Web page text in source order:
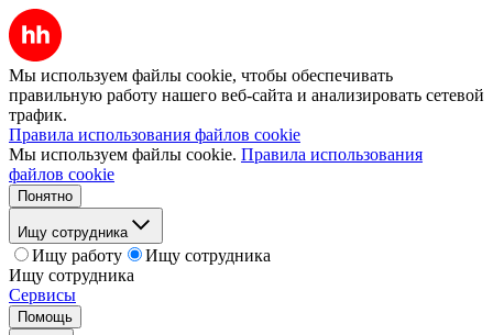
Мы используем файлы cookie, чтобы обеспечивать
правильную работу нашего веб-сайта и анализировать сетевой
трафик.
Правила использования файлов cookie
Мы используем файлы cookie. Правила использования
файлов cookie
Понятно
Ищу сотрудника
Ищу работу
Ищу сотрудника
Ищу сотрудника
Сервисы
Помощь